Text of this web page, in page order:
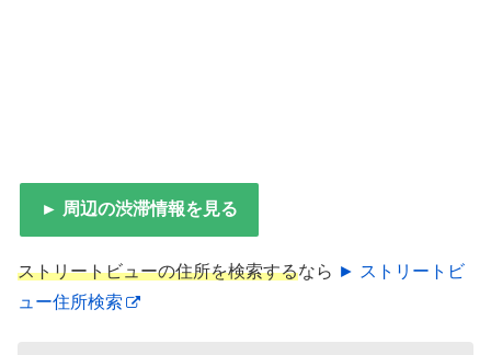
► 周辺の渋滞情報を見る
ストリートビューの住所を検索するなら ► ストリートビ
ュー住所検索